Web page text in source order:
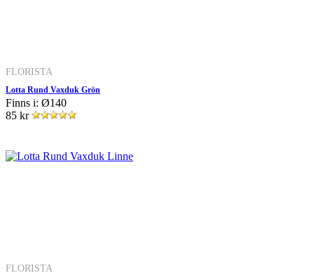
FLORISTA
Lotta Rund Vaxduk Grön
Finns i: Ø140
85 kr
FLORISTA